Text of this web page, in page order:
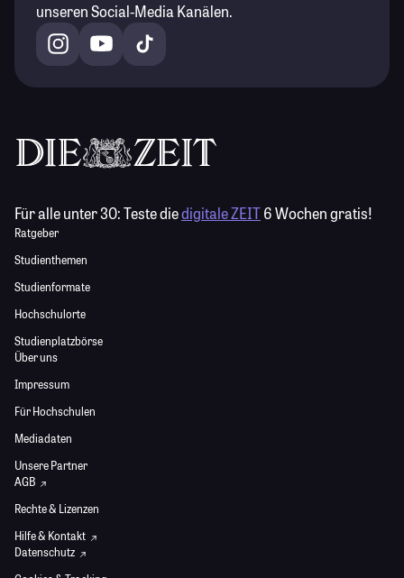
unseren Social-Media Kanälen.
Für alle unter 30:Teste diedigitale ZEIT6 Wochen gratis!
Ratgeber
Studienthemen
Studienformate
Hochschulorte
Studienplatzbörse
Über uns
Impressum
Für Hochschulen
Mediadaten
Unsere Partner
AGB
Rechte & Lizenzen
Hilfe & Kontakt
Datenschutz